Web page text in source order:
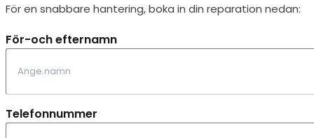
För en snabbare hantering, boka in din reparation nedan:
För-och efternamn
Telefonnummer